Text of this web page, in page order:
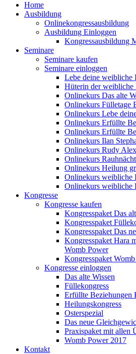
Home
Ausbildung
Onlinekongressausbildung
Ausbildung Einloggen
Kongressausbildung
Seminare
Seminare kaufen
Seminare einloggen
Lebe deine weibliche
Hüterin der
Onlinekurs Das alte
Onlinekurs Fülletage
Onlinekurs Lebe
Onlinekurs Erfüllte
Onlinekurs Erfüllte
Onlinekurs Ilan
Onlinekurs Rudy
Onlinekurs
Onlinekurs Heilung
Onlinekurs weibliche
Onlinekurs weibliche
Kongresse
Kongresse kaufen
Kongresspaket Das
Kongresspaket
Kongresspaket Das
Kongresspaket Hara
Womb Power
Kongresspaket
Kongresse einloggen
Das alte Wissen
Füllekongress
Erfüllte Beziehungen
Heilungskongress
Osterspezial
Das neue
Praxispaket mit allen
Womb Power 2017
Kontakt